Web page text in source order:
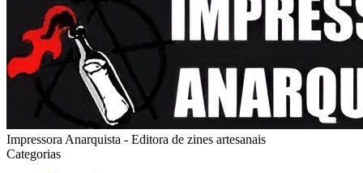
Impressora Anarquista - Editora de zines artesanais
Categorias